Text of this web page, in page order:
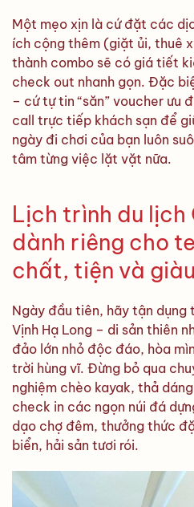
Một mẹo xịn là cứ đặt các
ích cộng thêm (giặt ủi, thuê
thành combo sẽ có giá tiết
check out nhanh gọn. Đặc
– cứ tự tin “săn” voucher ưu
call trực tiếp khách sạn để
ngày đi chơi của bạn luôn
tâm từng việc lặt vặt nữa.
Lịch trình du lịch
dành riêng cho
chất, tiện và
Ngày đầu tiên, hãy tận dụng
Vịnh Hạ Long – di sản thiên
đảo lớn nhỏ độc đáo, hòa
trời hùng vĩ. Đừng bỏ qua
nghiệm chèo kayak, thả
check in các ngọn núi đá
dạo chợ đêm, thưởng thức
biển, hải sản tươi rói.